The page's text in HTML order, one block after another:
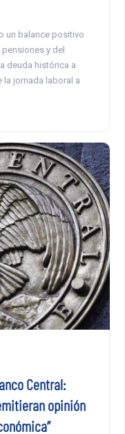
un balance positivo
y del
deuda histórica a
jornada laboral a
Central:
opinión